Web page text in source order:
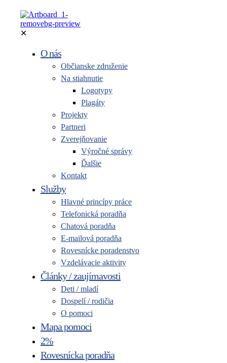
✕
O nás
Občianske združenie
Na stiahnutie
Logotypy
Plagáty
Projekty
Partneri
Zverejňovanie
Výročné správy
Ďalšie
Kontakt
Služby
Hlavné princípy práce
Telefonická poradňa
Chatová poradňa
E-mailová poradňa
Rovesnícke poradenstvo
Vzdelávacie aktivity
Články / zaujímavosti
Deti / mladí
Dospelí / rodičia
O pomoci
Mapa pomoci
2%
Rovesnícka poradňa